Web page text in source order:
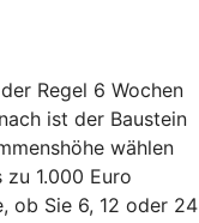
Regel 6 Wochen
ist der Baustein
wählen
zu 1.000 Euro
ob Sie 6, 12 oder 24